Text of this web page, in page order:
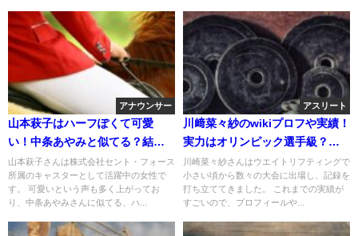
アナウンサー
山本萩子はハーフぽくて可愛
い！中条あやみと似てる？結婚
する彼氏はいる？
山本萩子さんは株式会社セント・フォース
所属のキャスターとして活躍中の女性で
す。 可愛いという声も多く上がってお
り、中条あやみさんに似てる、ハ...
アスリート
川﨑菜々紗のwikiプロフや実績！
実力はオリンピック選手級？家
族について！
川崎菜々紗さんはウエイトリフティングで
小さい頃から数々の大会に出場し、記録を
打ち立ててきました。 これまでの実績が
すごいので、プロフィールや...